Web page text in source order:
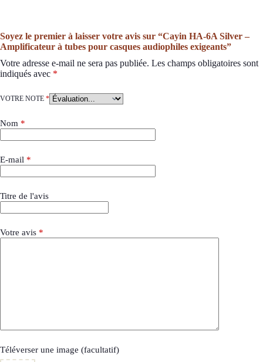
Soyez le premier à laisser votre avis sur “Cayin HA-6A Silver –
Amplificateur à tubes pour casques audiophiles exigeants”
Votre adresse e-mail ne sera pas publiée. Les champs obligatoires sont
indiqués avec *
VOTRE NOTE *
Nom *
E-mail *
Titre de l'avis
Votre avis *
Téléverser une image (facultatif)